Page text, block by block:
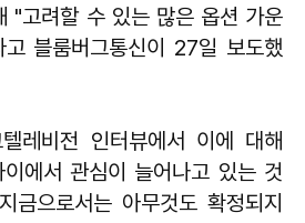
"고려할 수 있는 많은 옵션 가운
블룸버그통신이 27일 보도했
레비전 인터뷰에서 이에 대해
에서 관심이 늘어나고 있는 것
금으로서는 아무것도 확정되지